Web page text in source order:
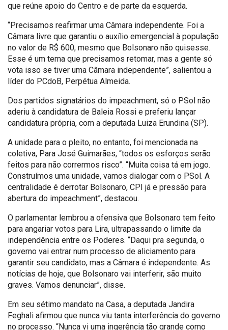
que reúne apoio do Centro e de parte da esquerda.
“Precisamos reafirmar uma Câmara independente. Foi a
Câmara livre que garantiu o auxílio emergencial à população
no valor de R$ 600, mesmo que Bolsonaro não quisesse.
Esse é um tema que precisamos retomar, mas a gente só
vota isso se tiver uma Câmara independente”, salientou a
líder do PCdoB, Perpétua Almeida.
Dos partidos signatários do impeachment, só o PSol não
aderiu à candidatura de Baleia Rossi e preferiu lançar
candidatura própria, com a deputada Luiza Erundina (SP).
A unidade para o pleito, no entanto, foi mencionada na
coletiva, Para José Guimarães, “todos os esforços serão
feitos para não corrermos risco”. “Muita coisa tá em jogo.
Construímos uma unidade, vamos dialogar com o PSol. A
centralidade é derrotar Bolsonaro, CPI já e pressão para
abertura do impeachment”, destacou.
O parlamentar lembrou a ofensiva que Bolsonaro tem feito
para angariar votos para Lira, ultrapassando o limite da
independência entre os Poderes. “Daqui pra segunda, o
governo vai entrar num processo de aliciamento para
garantir seu candidato, mas a Câmara é independente. As
notícias de hoje, que Bolsonaro vai interferir, são muito
graves. Vamos denunciar”, disse.
Em seu sétimo mandato na Casa, a deputada Jandira
Feghali afirmou que nunca viu tanta interferência do governo
no processo. “Nunca vi uma ingerência tão grande como